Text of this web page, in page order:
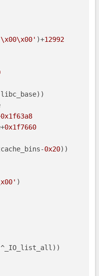
)+12992
0x1f63a8
0x1f7660
0x20))
)